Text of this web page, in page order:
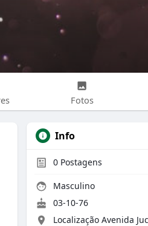
Fotos
Info
0 Postagens
Masculino
03-10-76
Localização Avenida